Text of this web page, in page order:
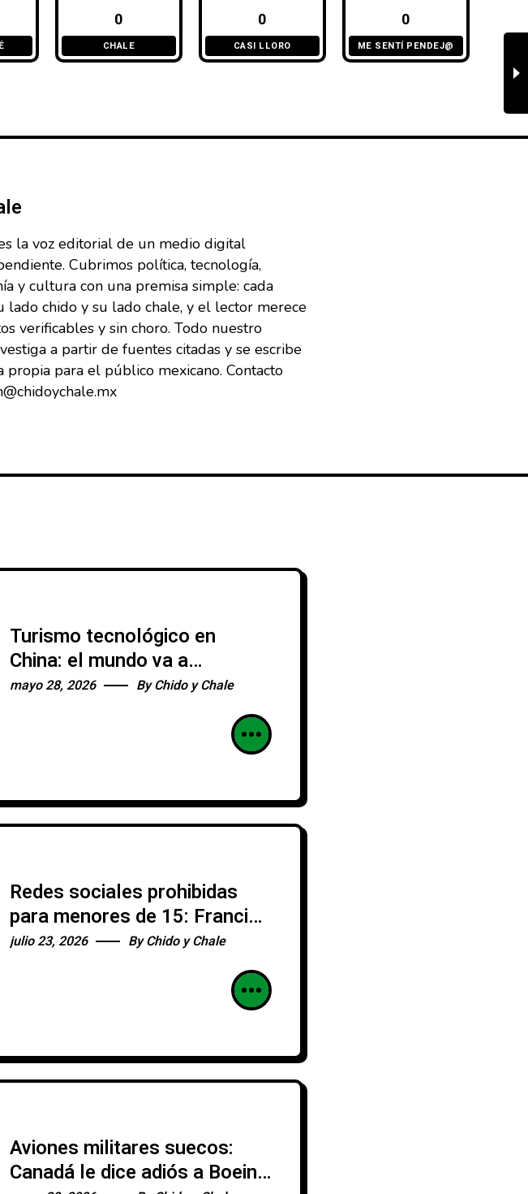
0
CHALE
0
CASI LLORO
0
ME SENTÍ PENDEJ@
la voz editorial de un medio digital
Cubrimos política, tecnología,
y cultura con una premisa simple: cada
lado chido y su lado chale, y el lector merece
verificables y sin choro. Todo nuestro
a partir de fuentes citadas y se escribe
propia para el público mexicano. Contacto
Turismo tecnológico en
China: el mundo va a
aprender, México sigue
mayo 28, 2026 ByChido y Chale
Redes sociales prohibidas
para menores de 15: Francia
lo hizo primero
julio 23, 2026 ByChido y Chale
Aviones militares suecos:
Canadá le dice adiós a Boeing